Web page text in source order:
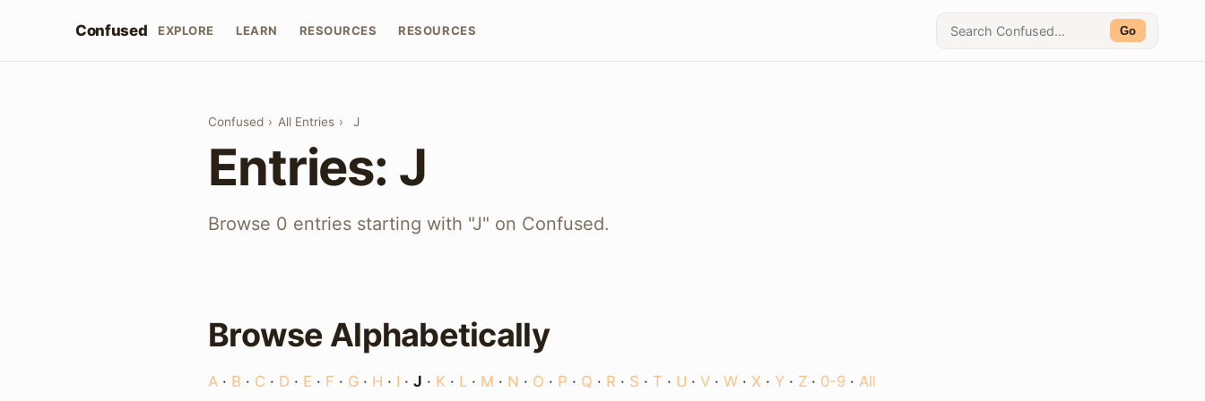
Confused EXPLORE LEARN RESOURCES RESOURCES Go
Confused › All Entries › J
Entries: J
Browse 0 entries starting with "J" on Confused.
Browse Alphabetically
A · B · C · D · E · F · G · H · I · J · K · L · M · N · O · P · Q · R · S · T · U · V · W · X · Y · Z · 0-9 · All